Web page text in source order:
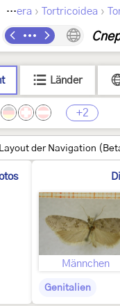
Lepidoptera › Tortricoidea ›
Länder
+2
der Navigation
Männchen
Genitalien